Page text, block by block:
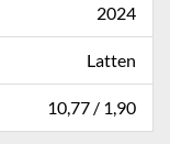
2024
Latten
10,77 / 1,90